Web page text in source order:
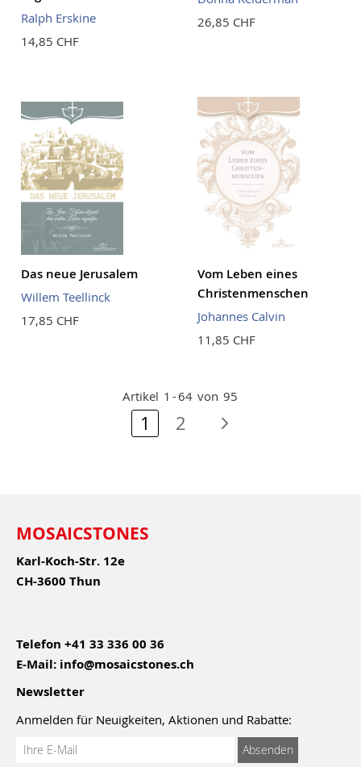
Ralph Erskine
14,85 CHF
26,85 CHF
Das neue Jerusalem
Willem Teellinck
17,85 CHF
Vom Leben eines
Christenmenschen
Johannes Calvin
11,85 CHF
Artikel 1 -64 von 95
Seite
Sie lesen gerade Seite
1 Seite
2
MOSAICSTONES
Karl-Koch-Str. 12e
CH-3600 Thun
Telefon +41 33 336 00 36
E-Mail: info@mosaicstones.ch
Newsletter
Anmelden für Neuigkeiten, Aktionen und Rabatte:
Anmeldung
Absenden